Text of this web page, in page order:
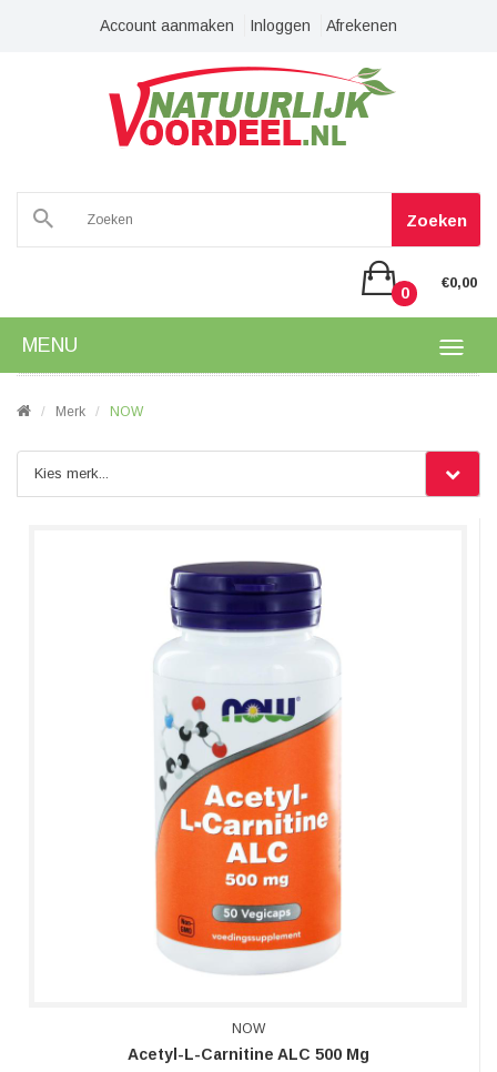
Account aanmaken Inloggen Afrekenen
Zoeken
0
€0,00
MENU
Merk NOW
Kies merk...
NOW
Acetyl-L-Carnitine ALC 500 Mg